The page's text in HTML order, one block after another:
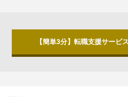
【簡単3分】転職支援サービ